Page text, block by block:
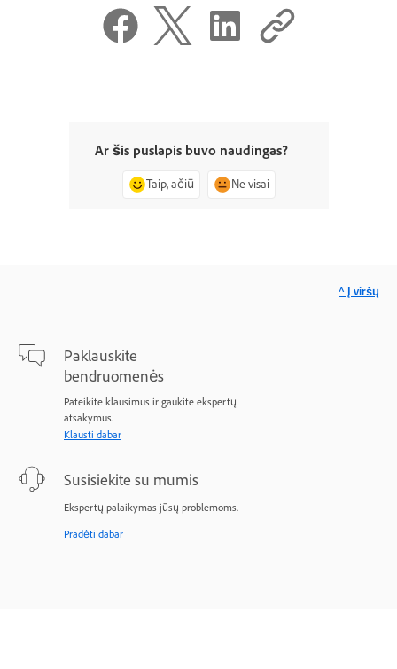
Ar šis puslapis buvo naudingas?
Taip, ačiū Ne visai
Paklauskite
bendruomenės
Pateikite klausimus ir gaukite ekspertų
atsakymus.
Klausti dabar
Susisiekite su mumis
Ekspertų palaikymas jūsų problemoms.
Pradėti dabar
^ Į viršų